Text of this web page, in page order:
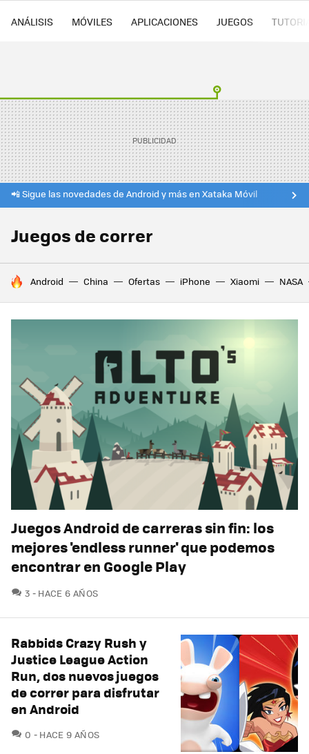
ANÁLISIS MÓVILES APLICACIONES JUEGOS
📲 Sigue las novedades de Android y más en Xataka Móvil
Juegos de correr
HOY SE HABLA DE
Android China Ofertas iPhone Xiaomi NASA
Juegos Android de carreras sin fin: los
mejores 'endless runner' que podemos
encontrar en Google Play
3 COMENTARIOS
HACE 6 AÑOS
Rabbids Crazy Rush y
Justice League Action
Run, dos nuevos juegos
de correr para disfrutar
en Android
0 COMENTARIOS
HACE 9 AÑOS